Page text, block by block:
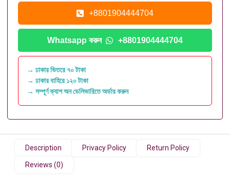
+8801904444704
Whatsapp করুন +8801904444704
→ ঢাকার ভিতরে ৭০ টাকা
→ ঢাকার বাহিরে ১২০ টাকা
→ সম্পূর্ণ ক্যাশ অন ডেলিভারিতে অর্ডার করুন
Description Privacy Policy Return Policy
Reviews (0)